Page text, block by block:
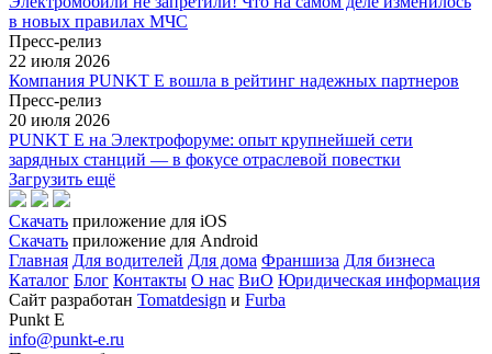
в новых правилах МЧС
Пресс-релиз
22 июля 2026
Компания PUNKT E вошла в рейтинг надежных партнеров
Пресс-релиз
20 июля 2026
PUNKT E на Электрофоруме: опыт крупнейшей сети
зарядных станций — в фокусе отраслевой повестки
Загрузить ещё
Скачать приложение для iOS
Скачать приложение для Android
Главная Для водителей Для дома Франшиза Для бизнеса
Каталог Блог Контакты О нас ВиО Юридическая информация
Сайт разработан Tomatdesign и Furba
Punkt E
info@punkt-e.ru